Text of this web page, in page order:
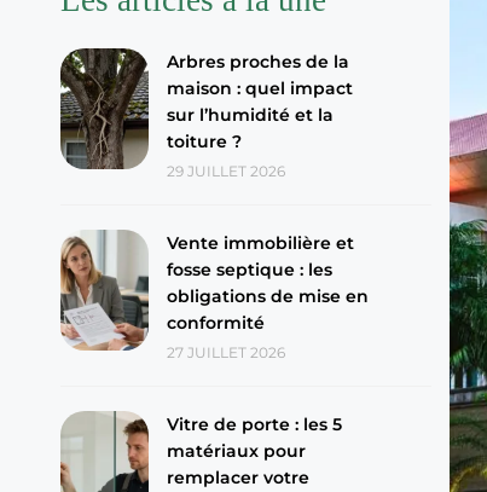
Arbres proches de la
maison : quel impact
sur l’humidité et la
toiture ?
29 JUILLET 2026
Vente immobilière et
fosse septique : les
obligations de mise en
conformité
27 JUILLET 2026
Vitre de porte : les 5
matériaux pour
remplacer votre